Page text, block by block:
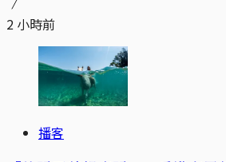
2 小時前
播客